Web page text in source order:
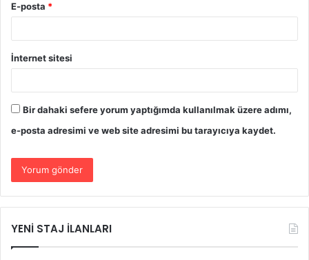
E-posta *
İnternet sitesi
Bir dahaki sefere yorum yaptığımda kullanılmak üzere adımı,
e-posta adresimi ve web site adresimi bu tarayıcıya kaydet.
YENİ STAJ İLANLARI